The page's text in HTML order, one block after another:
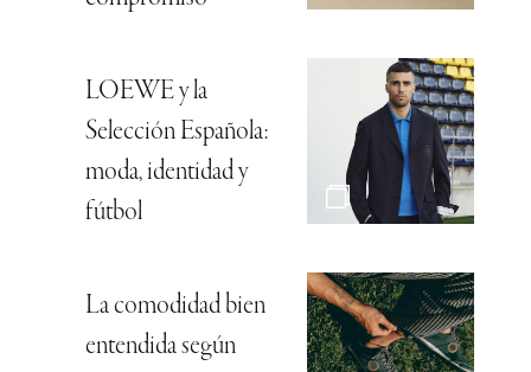
LOEWE y la
Selección Española:
moda, identidad y
fútbol
La comodidad bien
entendida según